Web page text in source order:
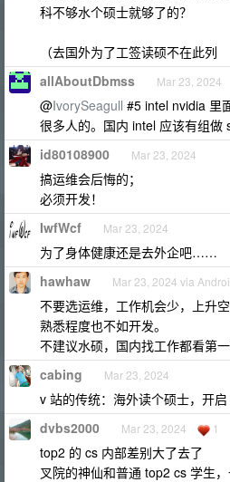
科不够水个硕士就够了的？
（去国外为了工签读硕不在此列
allAboutDbmss Mar 23, 2024
@IvorySeagull #5 intel nvidia 里
很多人的。国内 intel 应该有组做
id80108900 Mar 23, 2024
搞运维会后悔的；
必须开发！
IwfWcf Mar 23, 2024
为了身体健康还是去外企吧……
hawhaw Mar 23, 2024 via
不要选运维，工作机会少，上升
熟悉程度也不如开发。
不建议水硕，国内找工作都看第一
cabing Mar 23, 2024
v 站的传统：海外读个硕士，开启
dvbs2000 Mar 23, 2024 1
top2 的 cs 内部差别大了去了
叉院的神仙和普通 top2 cs 学生